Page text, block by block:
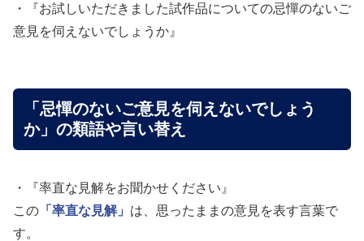
・『お試しいただきました試作品についての忌憚のないご
意見を伺えないでしょうか』
「忌憚のないご意見を伺えないでしょう
か」の類語や言い替え
・『率直な見解をお聞かせください』
この 「率直な見解」 は、思ったままの意見を表す言葉で
す。